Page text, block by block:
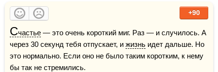
+90
Счастье — это очень короткий миг. Раз — и случилось. А
через 30 секунд тебя отпускает, и жизнь идет дальше. Но
это нормально. Если оно не было таким коротким, к нему
бы так не стремились.